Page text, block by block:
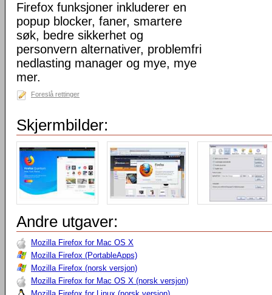
Firefox funksjoner inkluderer en
popup blocker, faner, smartere
søk, bedre sikkerhet og
personvern alternativer, problemfri
nedlasting manager og mye, mye
mer.
Foreslå rettinger
Skjermbilder:
Andre utgaver:
Mozilla Firefox for Mac OS X
Mozilla Firefox (PortableApps)
Mozilla Firefox (norsk versjon)
Mozilla Firefox for Mac OS X (norsk versjon)